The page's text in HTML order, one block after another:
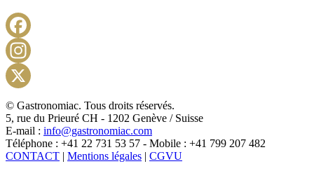
X
© Gastronomiac. Tous droits réservés.
5, rue du Prieuré CH - 1202 Genève / Suisse
E-mail : info@gastronomiac.com
Téléphone : +41 22 731 53 57 - Mobile : +41 799 207 482
CONTACT | Mentions légales | CGVU